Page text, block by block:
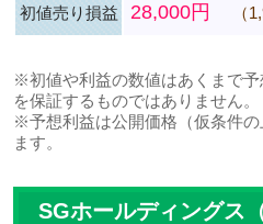
初値売り損益 28,000円 （
※初値や利益の数値はあくまで
を保証するものではありません。
※予想利益は公開価格（仮条件
ます。
SGホールディングス